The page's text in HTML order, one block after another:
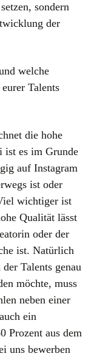
sondern
der
welche
Talents
die hohe
ist es im Grunde
auf Instagram
ist oder
wichtiger ist
Qualität lässt
oder der
ist. Natürlich
Talents genau
möchte, muss
neben einer
ein
Prozent aus dem
uns bewerben